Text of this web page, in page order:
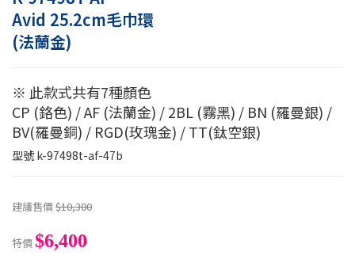
Avid 25.2cm毛巾環
(法蘭金)
※ 此款式共有7種顏色
CP (鉻色) / AF (法蘭金) / 2BL (霧黑) / BN (羅曼銀) /
BV(羅曼銅) / RGD(玫瑰金) / TT(鈦空銀)
型號k-97498t-af-47b
建議售價$10,300
特價$6,400